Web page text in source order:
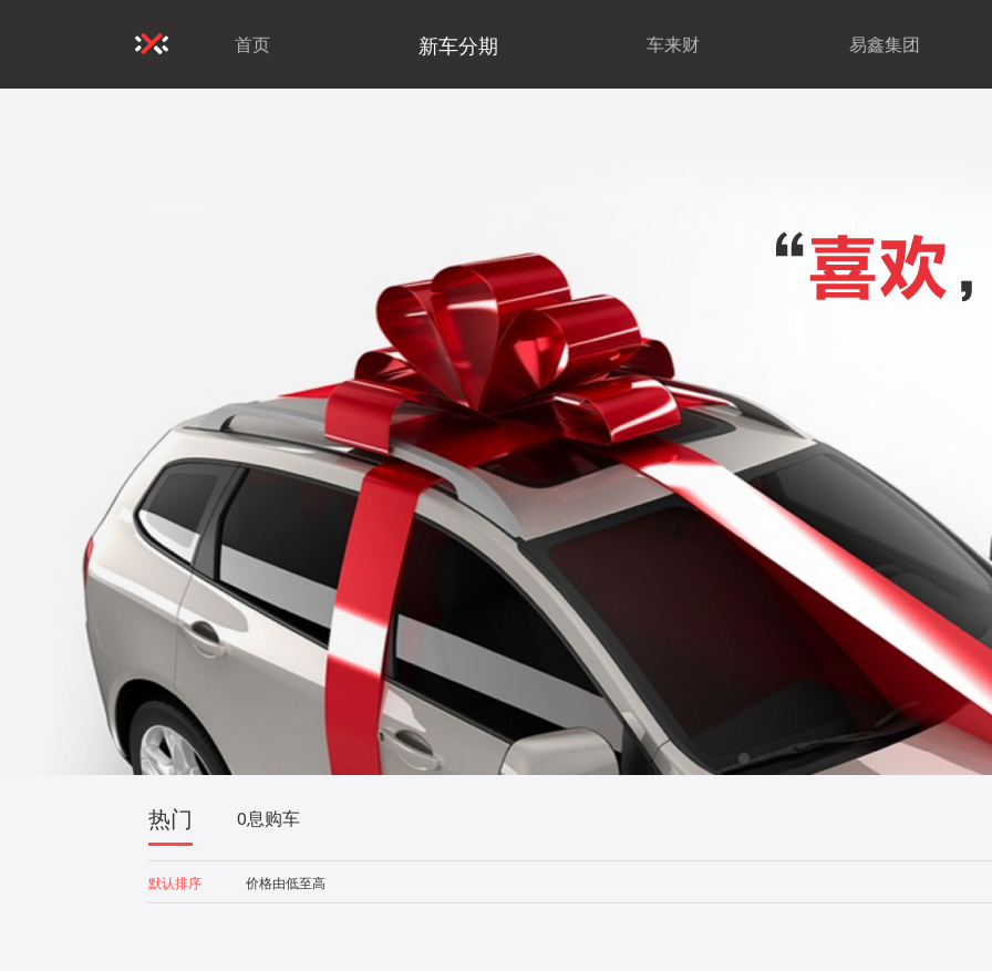
首页 新车分期 车来财 易鑫集团
热门 0息购车
默认排序 价格由低至高